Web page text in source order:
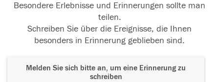
Besondere Erlebnisse und Erinnerungen sollte man
teilen.
Schreiben Sie über die Ereignisse, die Ihnen
besonders in Erinnerung geblieben sind.
Melden Sie sich bitte an, um eine Erinnerung zu
schreiben